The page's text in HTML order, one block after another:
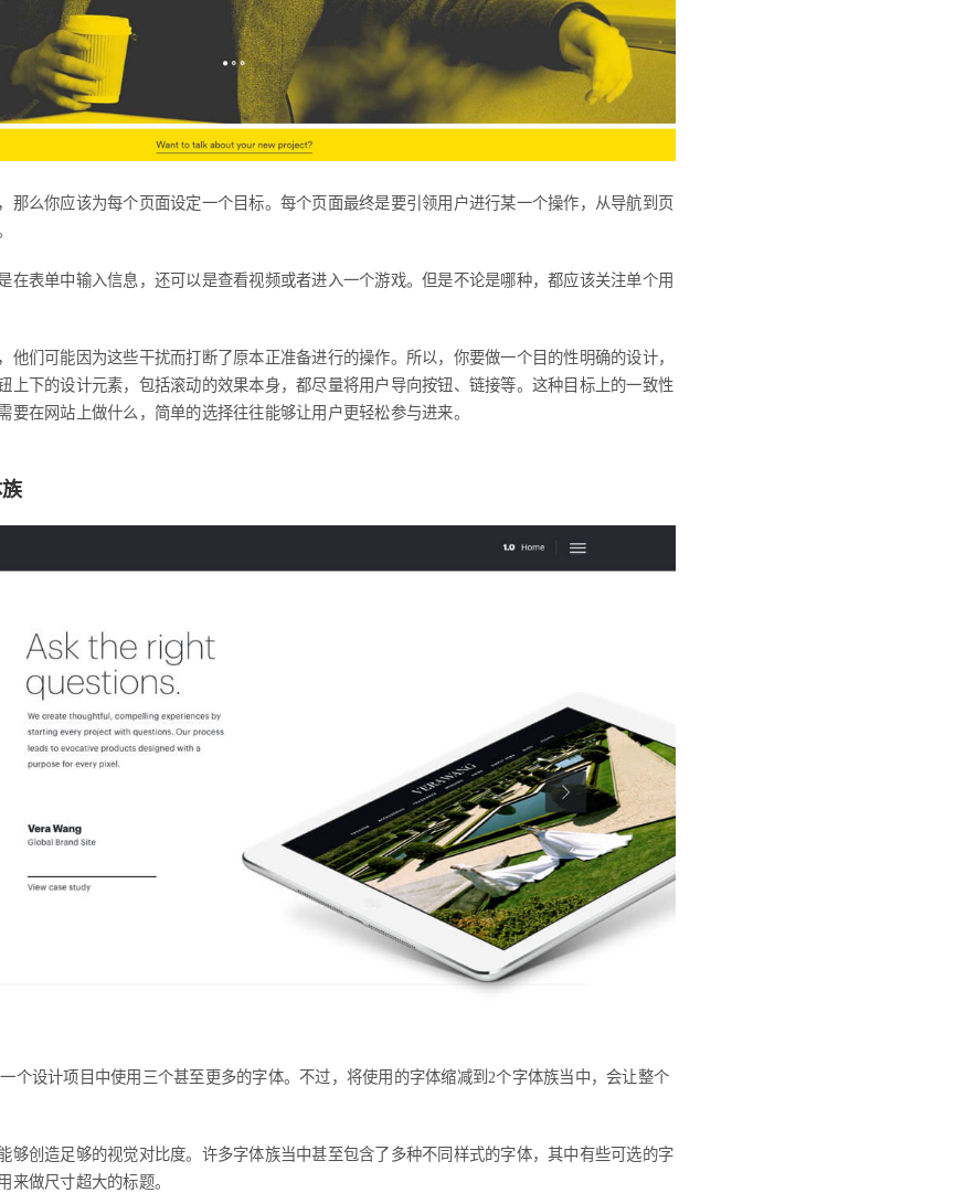
那么你应该为每个页面设定一个目标。每个页面最终是要引领用户进行某一个操作，从导航到页
在表单中输入信息，还可以是查看视频或者进入一个游戏。但是不论是哪种，都应该关注单个用
他们可能因为这些干扰而打断了原本正准备进行的操作。所以，你要做一个目的性明确的设计，
上下的设计元素，包括滚动的效果本身，都尽量将用户导向按钮、链接等。这种目标上的一致性
要在网站上做什么，简单的选择往往能够让用户更轻松参与进来。
个设计项目中使用三个甚至更多的字体。不过，将使用的字体缩减到2个字体族当中，会让整个
够创造足够的视觉对比度。许多字体族当中甚至包含了多种不同样式的字体，其中有些可选的字
来做尺寸超大的标题。